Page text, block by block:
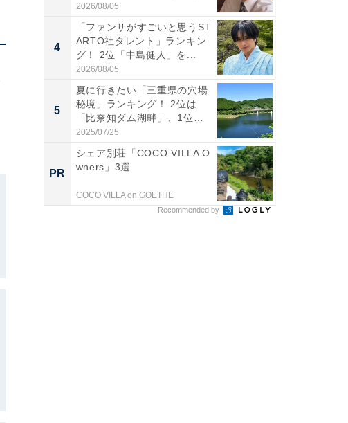
2026/08/05
4
「ファンサがすごいと思うST
ARTO社タレント」ランキン
グ！ 2位「中島健人」を...
2026/08/05
5
夏に行きたい「三重県の穴場
秘境」ランキング！ 2位は
「比奈知ダム湖畔」、1位
は？...
2025/07/25
PR
シェア別荘「COCO VILLA O
wners」3選
COCO VILLA on GOETHE
Recommended by